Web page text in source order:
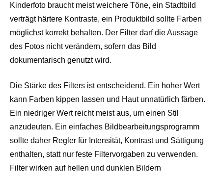
Kinderfoto braucht meist weichere Töne, ein Stadtbild
verträgt härtere Kontraste, ein Produktbild sollte Farben
möglichst korrekt behalten. Der Filter darf die Aussage
des Fotos nicht verändern, sofern das Bild
dokumentarisch genutzt wird.
Die Stärke des Filters ist entscheidend. Ein hoher Wert
kann Farben kippen lassen und Haut unnatürlich färben.
Ein niedriger Wert reicht meist aus, um einen Stil
anzudeuten. Ein einfaches Bildbearbeitungsprogramm
sollte daher Regler für Intensität, Kontrast und Sättigung
enthalten, statt nur feste Filtervorgaben zu verwenden.
Filter wirken auf hellen und dunklen Bildern